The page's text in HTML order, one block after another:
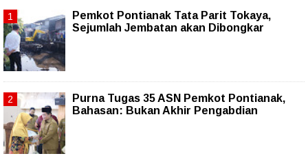
Pemkot Pontianak Tata Parit Tokaya,
Sejumlah Jembatan akan Dibongkar
Purna Tugas 35 ASN Pemkot Pontianak,
Bahasan: Bukan Akhir Pengabdian